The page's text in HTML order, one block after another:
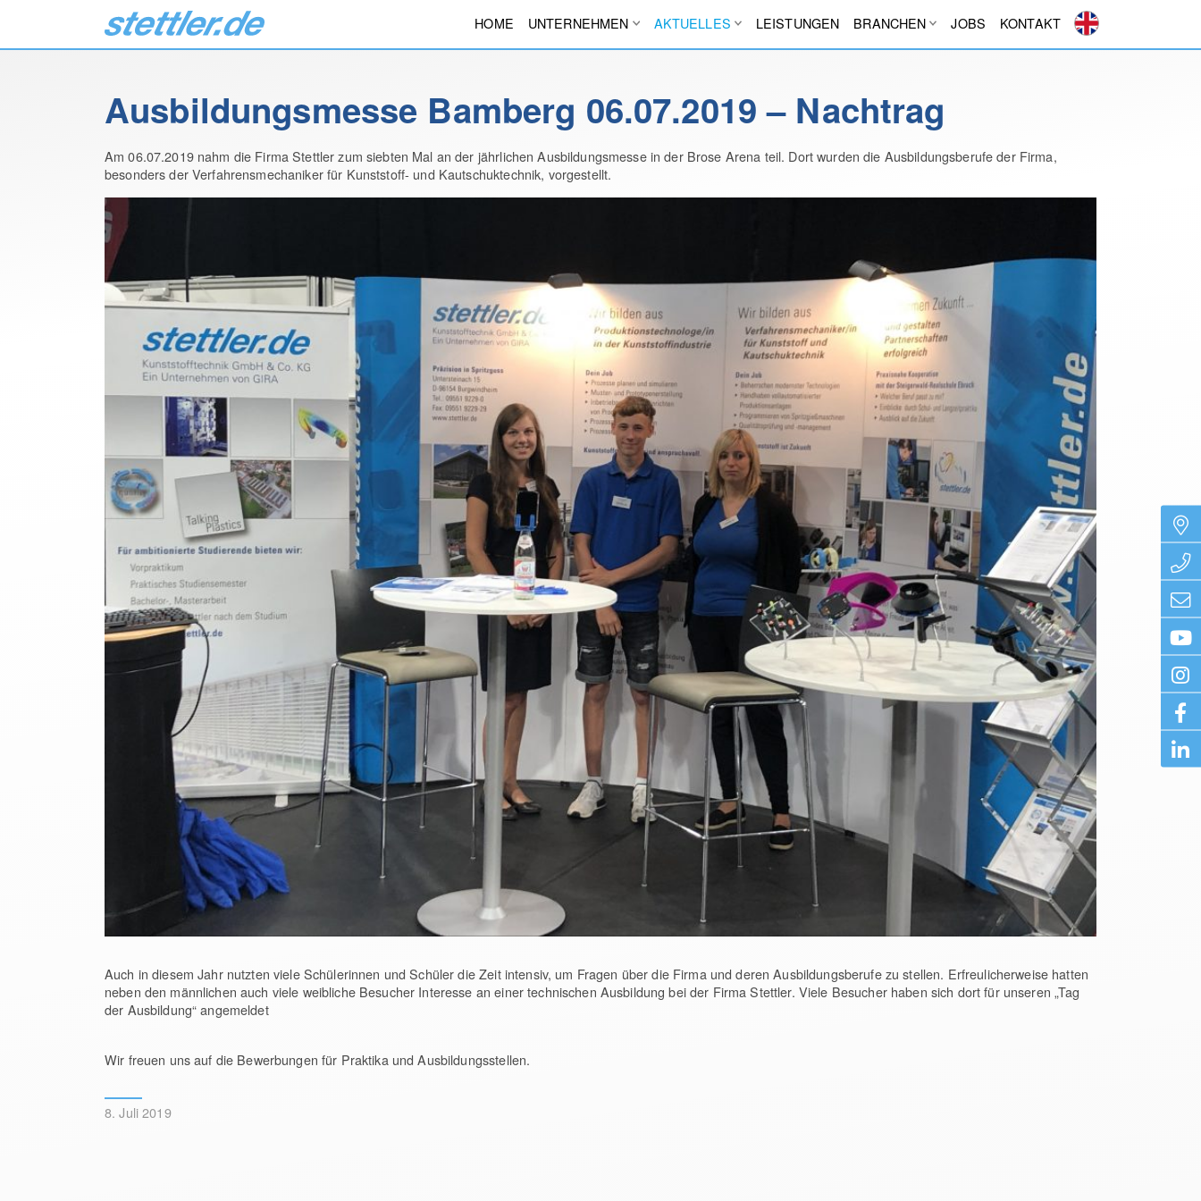
HOME UNTERNEHMEN AKTUELLES LEISTUNGEN BRANCHEN JOBS KONTAKT
Ausbildungsmesse Bamberg 06.07.2019 – Nachtrag
Am 06.07.2019 nahm die Firma Stettler zum siebten Mal an der jährlichen Ausbildungsmesse in der Brose Arena teil. Dort wurden die Ausbildungsberufe der Firma,
besonders der Verfahrensmechaniker für Kunststoff- und Kautschuktechnik, vorgestellt.
Auch in diesem Jahr nutzten viele Schülerinnen und Schüler die Zeit intensiv, um Fragen über die Firma und deren Ausbildungsberufe zu stellen. Erfreulicherweise hatten
neben den männlichen auch viele weibliche Besucher Interesse an einer technischen Ausbildung bei der Firma Stettler. Viele Besucher haben sich dort für unseren „Tag
der Ausbildung“ angemeldet
Wir freuen uns auf die Bewerbungen für Praktika und Ausbildungsstellen.
8. Juli 2019